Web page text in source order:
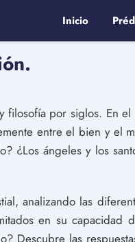
Inicio
por siglos. En el
entre el bien y el
¿Los ángeles y los
analizando las
en su capacidad
Descubre las